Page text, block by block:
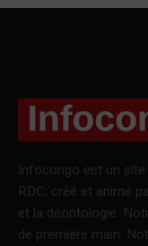
Infocongo est un
RDC, créé et animé
et la déontologie.
de première main.